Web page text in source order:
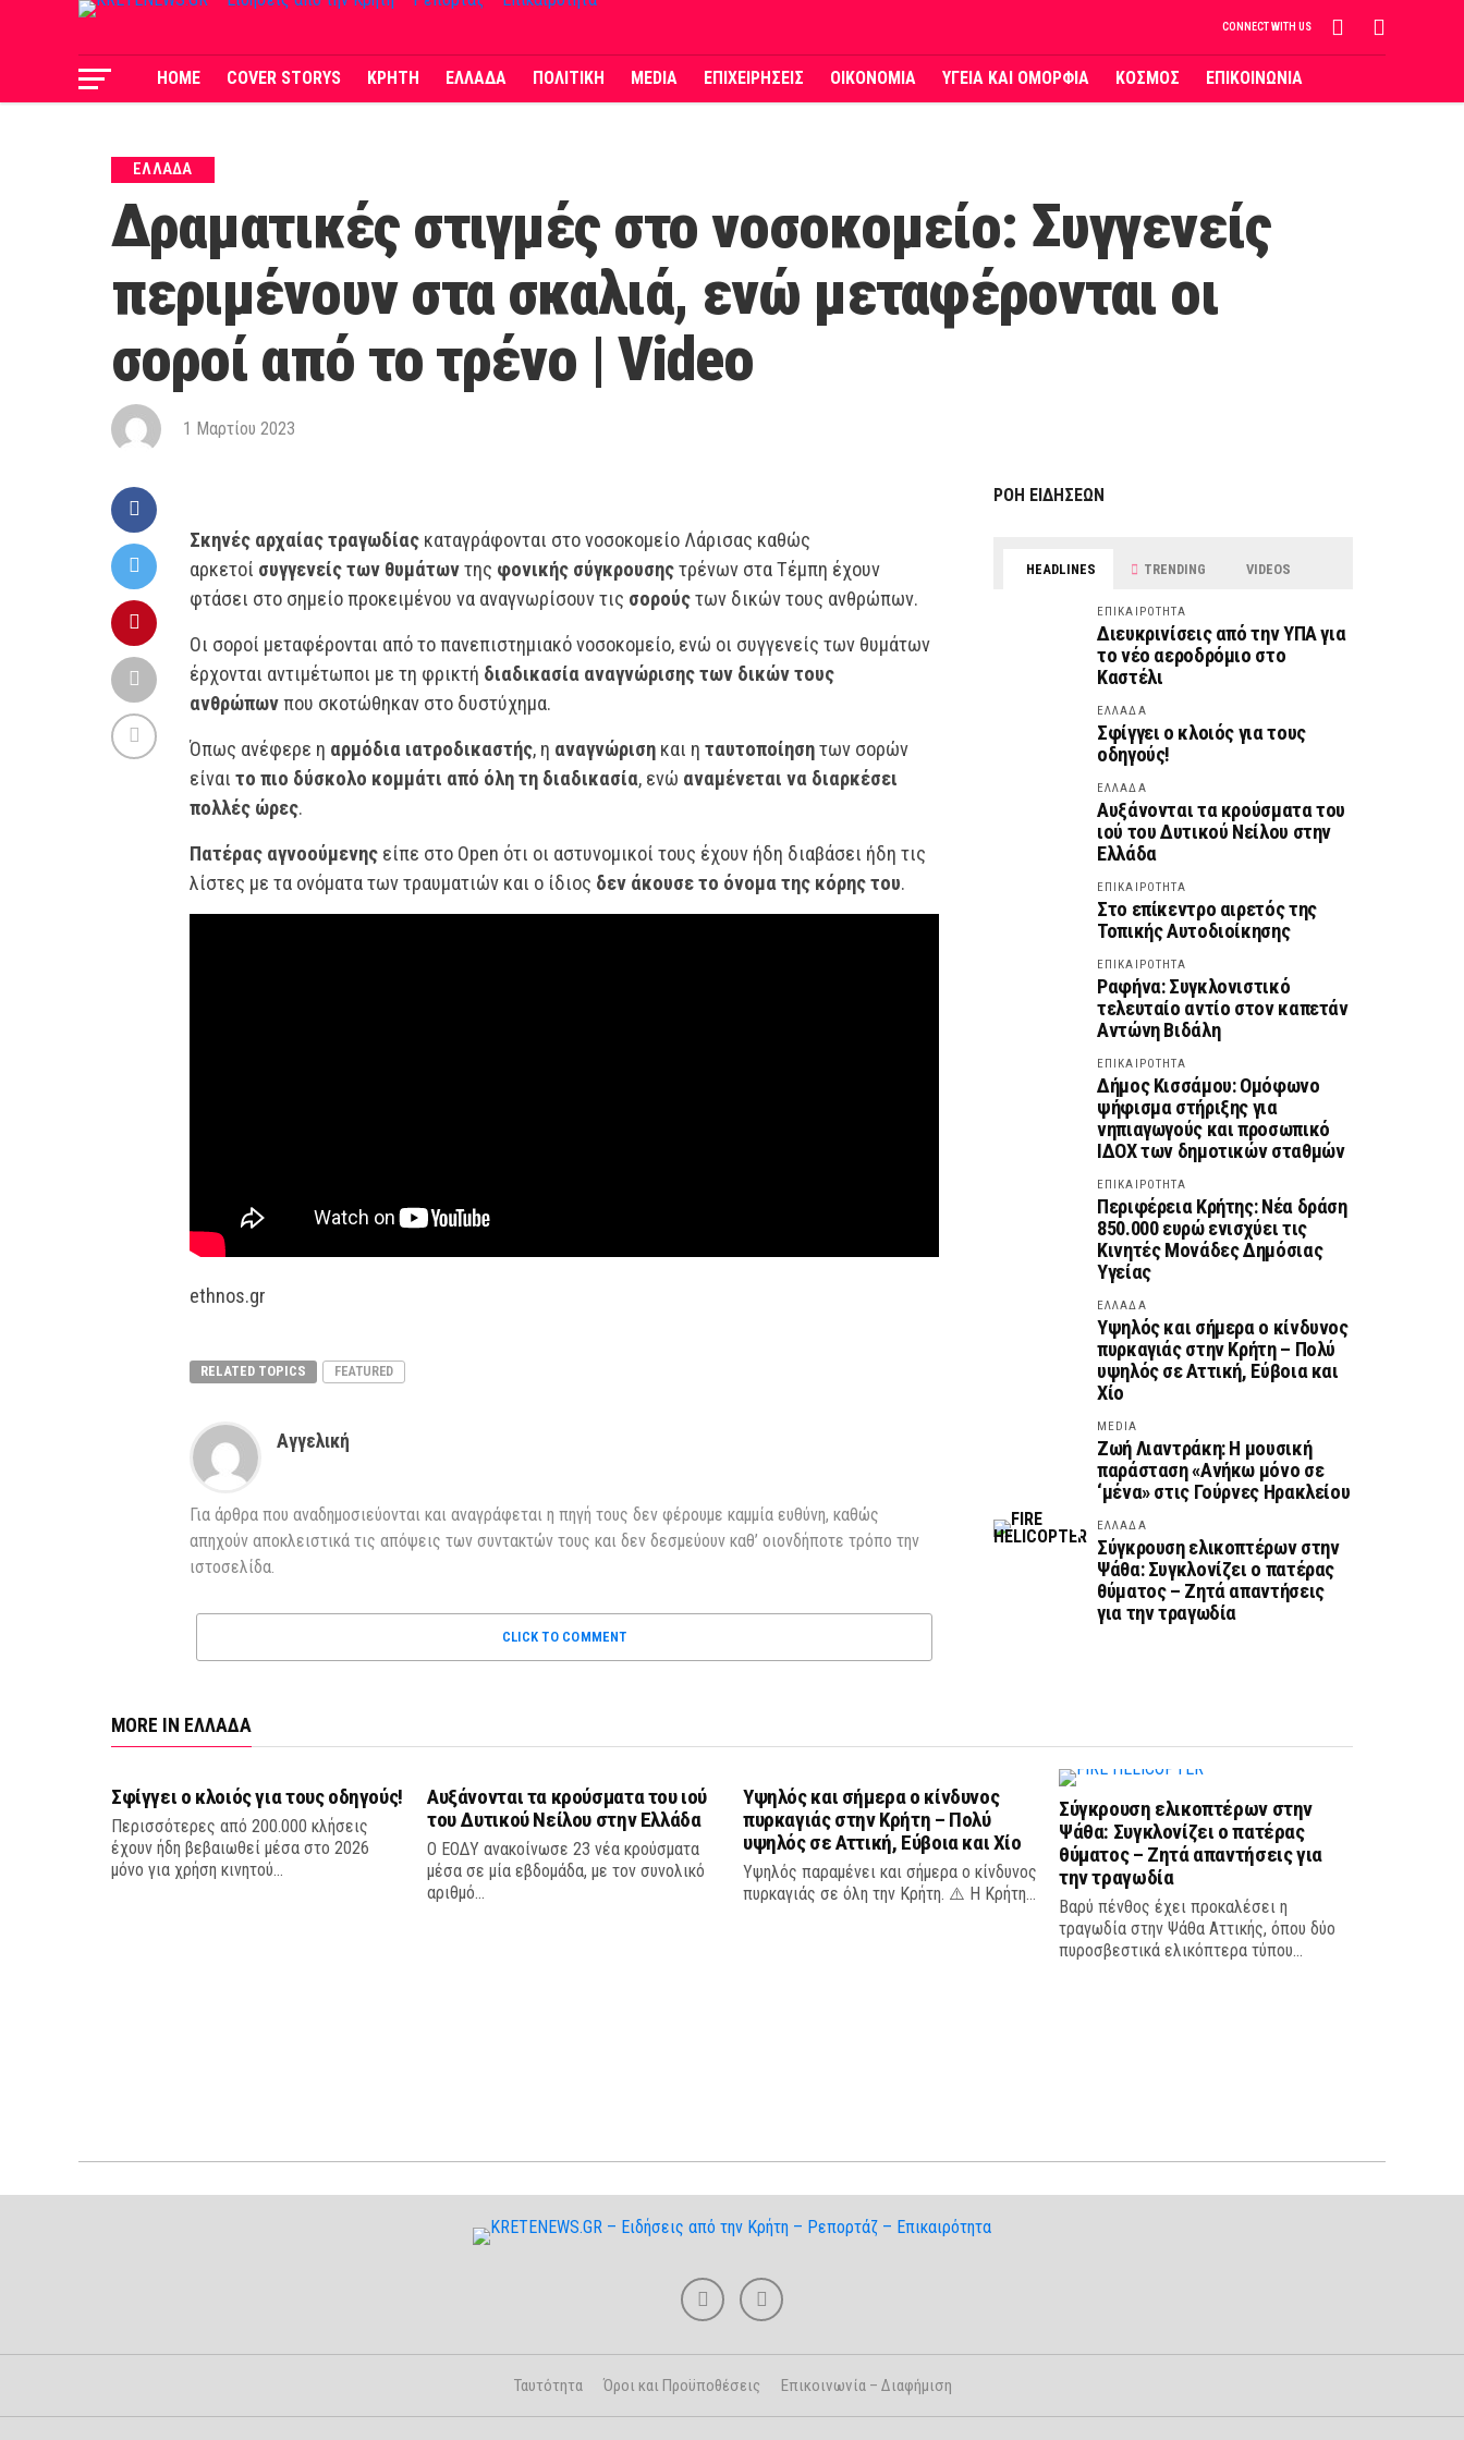
CONNECT WITH US
HOME COVER STORYS ΚΡΗΤΗ ΕΛΛΑΔΑ ΠΟΛΙΤΙΚΗ MEDIA ΕΠΙΧΕΙΡΗΣΕΙΣ ΟΙΚΟΝΟΜΙΑ ΥΓΕΙΑ ΚΑΙ ΟΜΟΡΦΙΑ ΚΟΣΜΟΣ ΕΠΙΚΟΙΝΩΝΙΑ
ΕΛΛΑΔΑ
Δραματικές στιγμές στο νοσοκομείο: Συγγενείς
περιμένουν στα σκαλιά, ενώ μεταφέρονται οι
σοροί από το τρένο | Video
1 Μαρτίου 2023
Σκηνές αρχαίας τραγωδίας καταγράφονται στο νοσοκομείο Λάρισας καθώς
αρκετοί συγγενείς των θυμάτωντης φονικής σύγκρουσηςτρένων στα Τέμπη έχουν
φτάσει στο σημείο προκειμένου να αναγνωρίσουν τις σορούςτων δικών τους ανθρώπων.
Οι σοροί μεταφέρονται από το πανεπιστημιακό νοσοκομείο, ενώ οι συγγενείς των θυμάτων
έρχονται αντιμέτωποι με τη φρικτή διαδικασία αναγνώρισης των δικών τους
ανθρώπωνπου σκοτώθηκαν στο δυστύχημα.
Όπως ανέφερε η αρμόδια ιατροδικαστής, η αναγνώριση και η ταυτοποίησητων σορών
είναι το πιο δύσκολο κομμάτι από όλη τη διαδικασία, ενώ αναμένεται να διαρκέσει
πολλές ώρες.
Πατέρας αγνοούμενης είπε στο Open ότι οι αστυνομικοί τους έχουν ήδη διαβάσει ήδη τις
λίστες με τα ονόματα των τραυματιών και ο ίδιος δεν άκουσε το όνομα της κόρης του.
ethnos.gr
RELATED TOPICS FEATURED
Αγγελική
Για άρθρα που αναδημοσιεύονται και αναγράφεται η πηγή τους δεν φέρουμε καμμία ευθύνη, καθώς
απηχούν αποκλειστικά τις απόψεις των συντακτών τους και δεν δεσμεύουν καθ’ οιονδήποτε τρόπο την
ιστοσελίδα.
CLICK TO COMMENT
ΡΟΗ ΕΙΔΗΣΕΩΝ
HEADLINES TRENDING VIDEOS
ΕΠΙΚΑΙΡΟΤΗΤΑ
Διευκρινίσεις από την ΥΠΑ για
το νέο αεροδρόμιο στο
Καστέλι
ΕΛΛΑΔΑ
Σφίγγει ο κλοιός για τους
οδηγούς!
ΕΛΛΑΔΑ
Αυξάνονται τα κρούσματα του
ιού του Δυτικού Νείλου στην
Ελλάδα
ΕΠΙΚΑΙΡΟΤΗΤΑ
Στο επίκεντρο αιρετός της
Τοπικής Αυτοδιοίκησης
ΕΠΙΚΑΙΡΟΤΗΤΑ
Ραφήνα: Συγκλονιστικό
τελευταίο αντίο στον καπετάν
Αντώνη Βιδάλη
ΕΠΙΚΑΙΡΟΤΗΤΑ
Δήμος Κισσάμου: Ομόφωνο
ψήφισμα στήριξης για
νηπιαγωγούς και προσωπικό
ΙΔΟΧ των δημοτικών σταθμών
ΕΠΙΚΑΙΡΟΤΗΤΑ
Περιφέρεια Κρήτης: Νέα δράση
850.000 ευρώ ενισχύει τις
Κινητές Μονάδες Δημόσιας
Υγείας
ΕΛΛΑΔΑ
Υψηλός και σήμερα ο κίνδυνος
πυρκαγιάς στην Κρήτη – Πολύ
υψηλός σε Αττική, Εύβοια και
Χίο
MEDIA
Ζωή Λιαντράκη: Η μουσική
παράσταση «Ανήκω μόνο σε
‘μένα» στις Γούρνες Ηρακλείου
ΕΛΛΑΔΑ
Σύγκρουση ελικοπτέρων στην
Ψάθα: Συγκλονίζει ο πατέρας
θύματος – Ζητά απαντήσεις
για την τραγωδία
MORE IN ΕΛΛΑΔΑ
Σφίγγει ο κλοιός για τους οδηγούς!
Περισσότερες από 200.000 κλήσεις
έχουν ήδη βεβαιωθεί μέσα στο 2026
μόνο για χρήση κινητού...
Αυξάνονται τα κρούσματα του ιού
του Δυτικού Νείλου στην Ελλάδα
Ο ΕΟΔΥ ανακοίνωσε 23 νέα κρούσματα
μέσα σε μία εβδομάδα, με τον συνολικό
αριθμό...
Υψηλός και σήμερα ο κίνδυνος
πυρκαγιάς στην Κρήτη – Πολύ
υψηλός σε Αττική, Εύβοια και Χίο
Υψηλός παραμένει και σήμερα ο κίνδυνος
πυρκαγιάς σε όλη την Κρήτη. ⚠️ Η Κρήτη...
Σύγκρουση ελικοπτέρων στην
Ψάθα: Συγκλονίζει ο πατέρας
θύματος – Ζητά απαντήσεις για
την τραγωδία
Βαρύ πένθος έχει προκαλέσει η
τραγωδία στην Ψάθα Αττικής, όπου δύο
πυροσβεστικά ελικόπτερα τύπου...
Ταυτότητα Όροι και Προϋποθέσεις Επικοινωνία – Διαφήμιση